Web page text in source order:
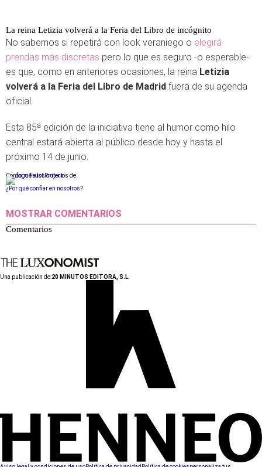
La reina Letizia volverá a la Feria del Libro de incógnito
No sabemos si repetirá con look veraniego o elegirá
prendas más discretas pero lo que es seguro -o esperable-
es que, como en anteriores ocasiones, la reina Letizia
volverá a la Feria del Libro de Madrid fuera de su agenda
oficial.
Esta 85ª edición de la iniciativa tiene al humor como hilo
central estará abierta al público desde hoy y hasta el
próximo 14 de junio.
Conforme a los criterios de
¿Por qué confiar en nosotros?
MOSTRAR COMENTARIOS
Comentarios
Una publicación de:20 MINUTOS EDITORA, S.L.